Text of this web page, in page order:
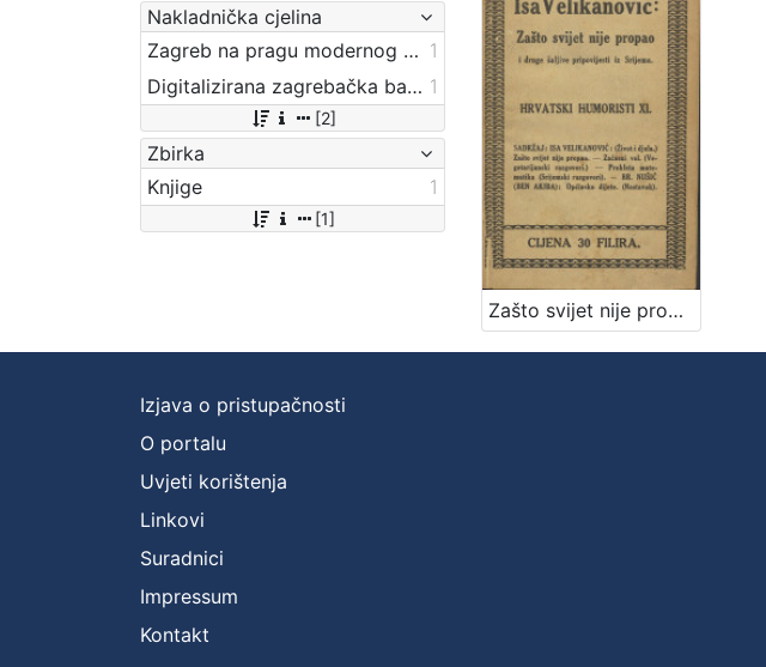
Nakladnička cjelina
Zagreb na pragu modernog doba 1
Digitalizirana zagrebačka baština 1
[2]
Zbirka
Knjige
1
[1]
Zašto svijet nije propao i druge šaljive pripovijesti iz Srijema / Isa Velikanović
Izjava o pristupačnosti
O portalu
Uvjeti korištenja
Linkovi
Suradnici
Impressum
Kontakt